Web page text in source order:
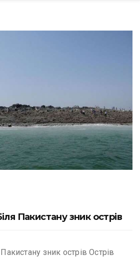
Пакистану зник острів
зник острів Острів